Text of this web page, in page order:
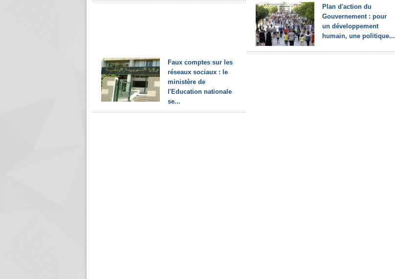
Plan d'action du
Gouvernement : pour
un développement
humain, une politique...
Faux comptes sur les
réseaux sociaux : le
ministère de
l'Education nationale
se...